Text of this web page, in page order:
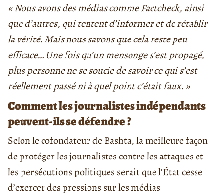
« Nous avons des médias comme Factcheck, ainsi
que d’autres, qui tentent d’informer et de rétablir
la vérité. Mais nous savons que cela reste peu
efficace… Une fois qu’un mensonge s’est propagé,
plus personne ne se soucie de savoir ce qui s’est
réellement passé ni à quel point c’était faux. »
Comment les journalistes indépendants
peuvent-ils se défendre ?
Selon le cofondateur de Bashta, la meilleure façon
de protéger les journalistes contre les attaques et
les persécutions politiques serait que l’État cesse
d’exercer des pressions sur les médias